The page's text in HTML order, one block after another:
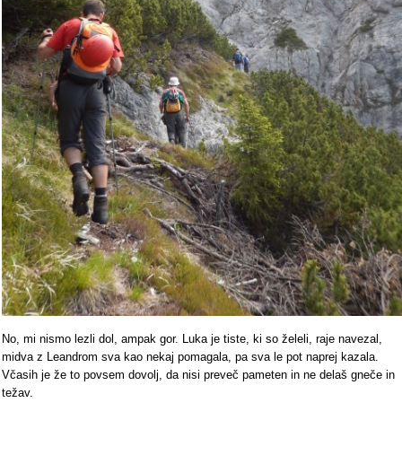
No, mi nismo lezli dol, ampak gor. Luka je tiste, ki so želeli, raje navezal,
midva z Leandrom sva kao nekaj pomagala, pa sva le pot naprej kazala.
Včasih je že to povsem dovolj, da nisi preveč pameten in ne delaš gneče in
težav.